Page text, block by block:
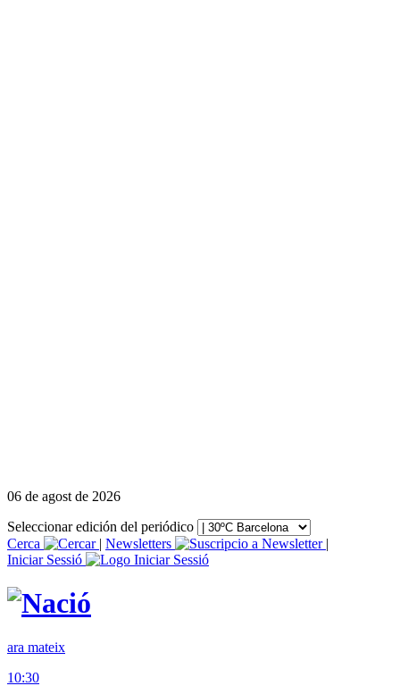
06 de agost de 2026
Seleccionar edición del periódico
Cerca
| Newsletters
|
Iniciar Sessió
ara mateix
10:30